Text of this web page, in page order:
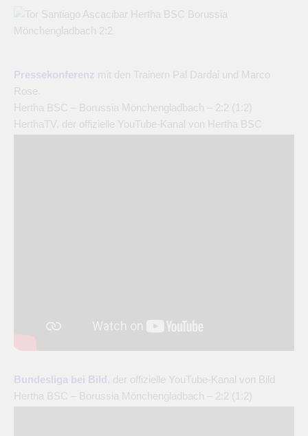
Pressekonferenz mit den Trainern Pal Dardai und Marco
Rose.
Hertha BSC – Borussia Mönchengladbach – 2:2 (1:2)
HerthaTV, der offizielle YouTube-Kanal von Hertha BSC
Bundesliga bei Bild , der offizielle YouTube-Kanal von Bild
Hertha BSC – Borussia Mönchengladbach – 2:2 (1:2)